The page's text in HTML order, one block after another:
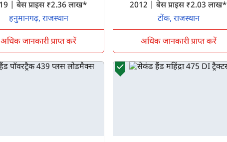
2019 | बेस प्राइस ₹2.36 लाख*
हनुमानगढ़, राजस्थान
अधिक जानकारी प्राप्त करें
2012 | बेस प्राइस ₹2.03 लाख*
टोंक, राजस्थान
अधिक जानकारी प्राप्त करें
क्या आप बिना फॉर्म भरे जाना चाहते हैं?